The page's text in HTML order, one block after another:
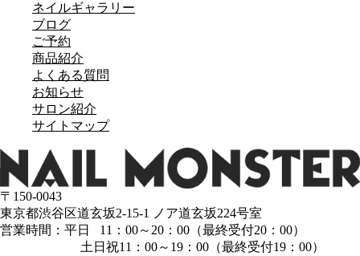
ネイルギャラリー
ブログ
ご予約
商品紹介
よくある質問
お知らせ
サロン紹介
サイトマップ
〒150-0043
東京都渋谷区道玄坂2-15-1 ノア道玄坂224号室
営業時間：平日 11：00～20：00（最終受付20：00）
土日祝11：00～19：00（最終受付19：00）